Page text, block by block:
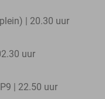
| 20.30 uur
uur
| 22.50 uur